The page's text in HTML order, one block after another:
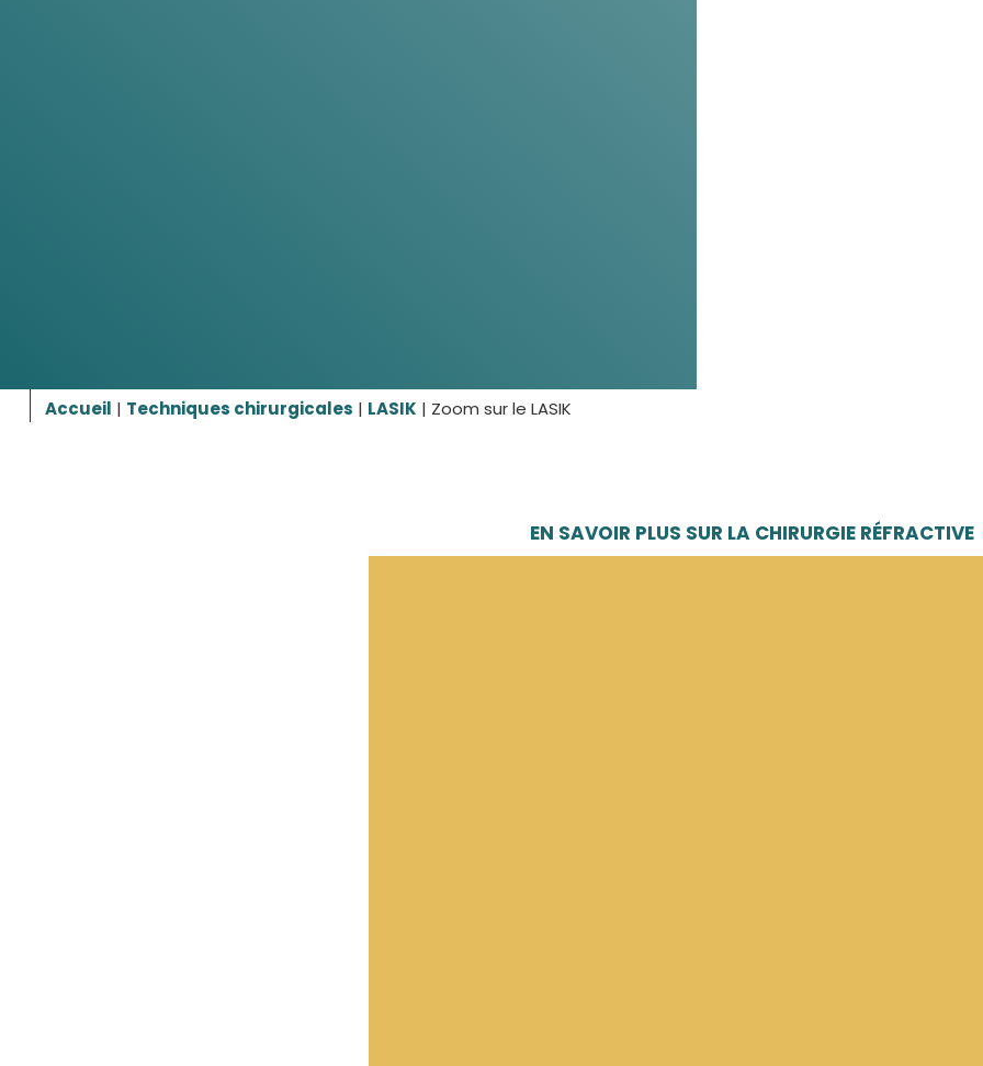
Accueil | Techniques chirurgicales | LASIK | Zoom sur le LASIK
EN SAVOIR PLUS SUR LA CHIRURGIE RÉFRACTIVE